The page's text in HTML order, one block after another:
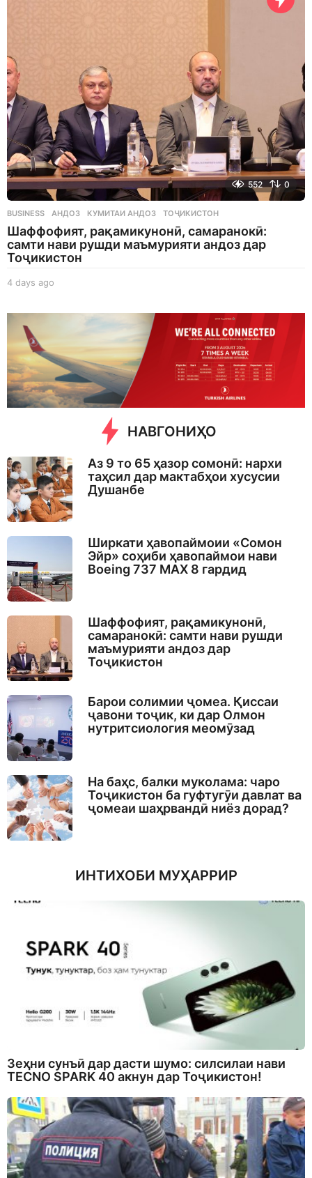
552 0
BUSINESS АНДОЗ ,КУМИТАИ АНДОЗ ,ТОҶИКИСТОН
Шаффофият, рақамикунонӣ, самаранокӣ:
самти нави рушди маъмурияти андоз дар
Тоҷикистон
4 days ago
g
o
НАВГОНИҲО
Аз 9 то 65 ҳазор сомонӣ: нархи
таҳсил дар мактабҳои хусусии
Душанбе
Ширкати ҳавопаймоии «Сомон
Эйр» соҳиби ҳавопаймои нави
Boeing 737 MAX 8 гардид
Шаффофият, рақамикунонӣ,
самаранокӣ: самти нави рушди
маъмурияти андоз дар
Тоҷикистон
Барои солимии ҷомеа. Қиссаи
ҷавони тоҷик, ки дар Олмон
нутритсиология меомӯзад
На баҳс, балки муколама: чаро
Тоҷикистон ба гуфтугӯи давлат ва
ҷомеаи шаҳрвандӣ ниёз дорад?
ИНТИХОБИ МУҲАРРИР
Зеҳни сунъӣ дар дасти шумо: силсилаи нави
TECNO SPARK 40 акнун дар Тоҷикистон!